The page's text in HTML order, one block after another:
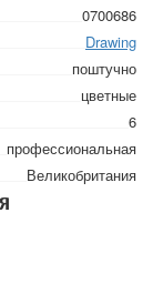
0700686
Drawing
поштучно
цветные
6
профессиональная
Великобритания